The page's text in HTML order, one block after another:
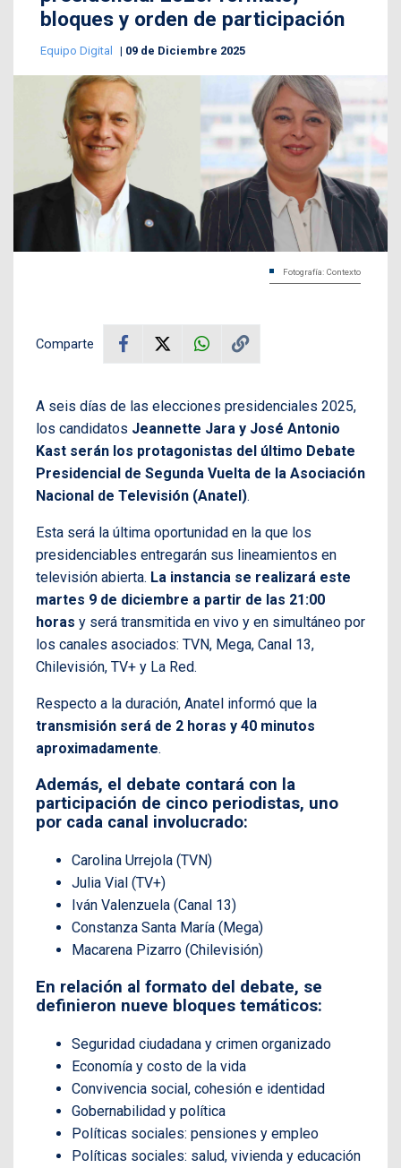
bloques y orden de participación
Equipo Digital 09 de Diciembre 2025
Fotografía: Contexto
Comparte
A seis días de las elecciones presidenciales 2025,
los candidatos Jeannette Jara y José Antonio
Kast serán los protagonistas del último Debate
Presidencial de Segunda Vuelta de la Asociación
Nacional de Televisión (Anatel).
Esta será la última oportunidad en la que los
presidenciables entregarán sus lineamientos en
televisión abierta. La instancia se realizará este
martes 9 de diciembre a partir de las 21:00
horas y será transmitida en vivo y en simultáneo por
los canales asociados: TVN, Mega, Canal 13,
Chilevisión, TV+ y La Red.
Respecto a la duración, Anatel informó que la
transmisión será de 2 horas y 40 minutos
aproximadamente.
Además, el debate contará con la
participación de cinco periodistas, uno
por cada canal involucrado:
Carolina Urrejola (TVN)
Julia Vial (TV+)
Iván Valenzuela (Canal 13)
Constanza Santa María (Mega)
Macarena Pizarro (Chilevisión)
En relación al formato del debate, se
definieron nueve bloques temáticos:
Seguridad ciudadana y crimen organizado
Economía y costo de la vida
Convivencia social, cohesión e identidad
Gobernabilidad y política
Políticas sociales: pensiones y empleo
Políticas sociales: salud, vivienda y educación